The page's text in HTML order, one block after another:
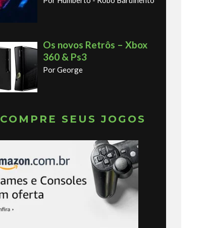
Os novos Retrôs – Xbox
360 & Ps3
Por George
COMPRE SEUS JOGOS